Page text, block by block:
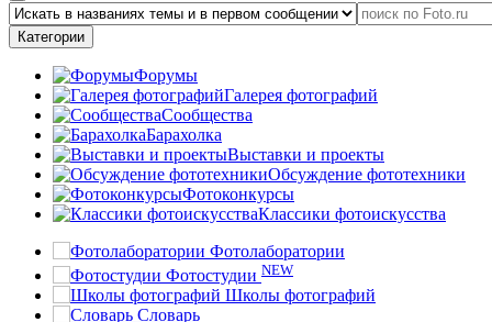
Категории
Форумы
Галерея фотографий
Сообщества
Барахолка
Выставки и проекты
Обсуждение фототехники
Фотоконкурсы
Классики фотоискусства
Фотолаборатории
Фотостудии NEW
Школы фотографий
Словарь